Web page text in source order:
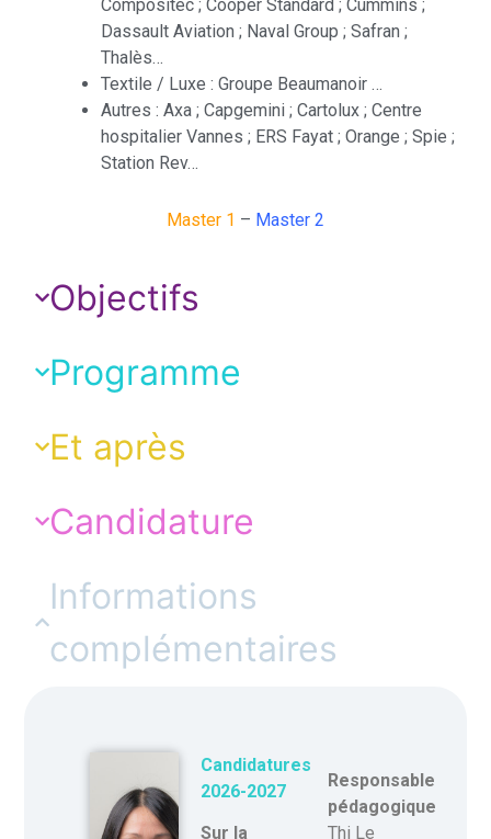
Compositec ; Cooper Standard ; Cummins ;
Dassault Aviation ; Naval Group ; Safran ;
Thalès…
Textile / Luxe : Groupe Beaumanoir …
Autres : Axa ; Capgemini ; Cartolux ; Centre
hospitalier Vannes ; ERS Fayat ; Orange ; Spie ;
Station Rev…
Master 1 – Master 2
Objectifs
Programme
Et après
Candidature
Informations
complémentaires
Candidatures
2026-2027
Sur la
Responsable
pédagogique
Thi Le